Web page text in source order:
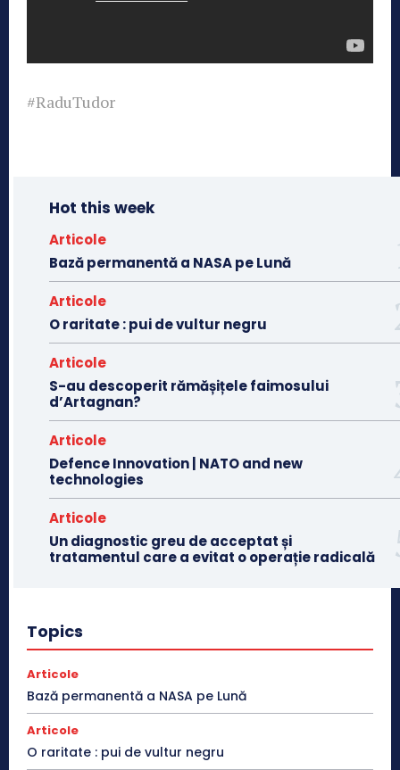
#RaduTudor
Hot this week
Articole
Bază permanentă a NASA pe Lună
Articole
O raritate : pui de vultur negru
Articole
S-au descoperit rămășițele faimosului
d’Artagnan?
Articole
Defence Innovation | NATO and new
technologies
Articole
Un diagnostic greu de acceptat și
tratamentul care a evitat o operație radicală
Topics
Articole
Bază permanentă a NASA pe Lună
Articole
O raritate : pui de vultur negru